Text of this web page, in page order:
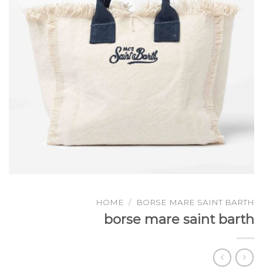
HOME / BORSE MARE SAINT BARTH
borse mare saint barth